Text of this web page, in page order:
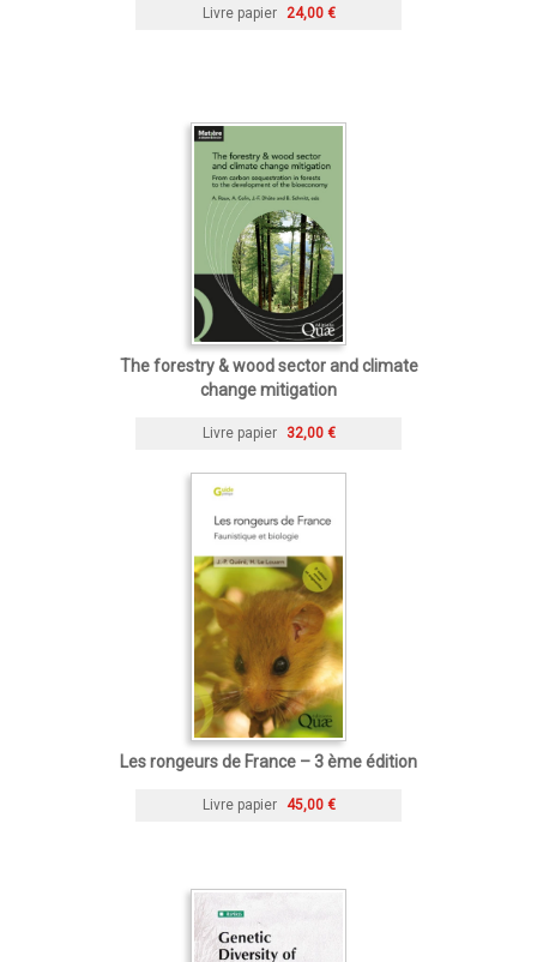
Livre papier 24,00 €
The forestry & wood sector and climate
change mitigation
Livre papier 32,00 €
Les rongeurs de France – 3 ème édition
Livre papier 45,00 €